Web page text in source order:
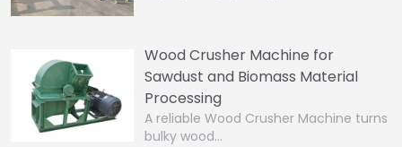
Wood Crusher Machine for
Sawdust and Biomass Material
Processing
A reliable Wood Crusher Machine turns
bulky wood…